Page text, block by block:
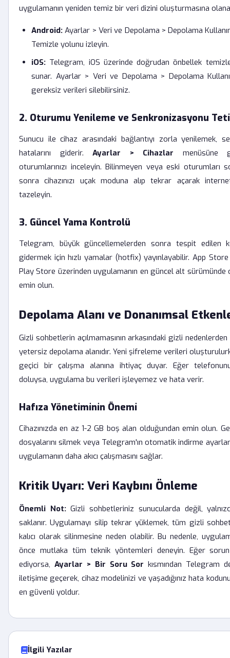
uygulamanın yeniden temiz bir veri dizini oluşturmasına
Android: Ayarlar > Veri ve Depolama > Depolama
Temizle yolunu izleyin.
iOS: Telegram, iOS üzerinde doğrudan önbellek
sunar. Ayarlar > Veri ve Depolama > Depolama
gereksiz verileri silebilirsiniz.
2. Oturumu Yenileme ve Senkronizasyonu
Sunucu ile cihaz arasındaki bağlantıyı zorla yenilemek,
hatalarını giderir.Ayarlar > Cihazlar menüsüne
oturumlarınızı inceleyin. Bilinmeyen veya eski oturumları
sonra cihazınızı uçak moduna alıp tekrar açarak internet
tazeleyin.
3. Güncel Yama Kontrolü
Telegram, büyük güncellemelerden sonra tespit edilen
gidermek için hızlı yamalar (hotfix) yayınlayabilir. App
Play Store üzerinden uygulamanın en güncel alt sürümünde
emin olun.
Depolama Alanı ve Donanımsal
Gizli sohbetlerin açılmamasının arkasındaki gizli nedenlerden
yetersiz depolama alanıdır. Yeni şifreleme verileri
geçici bir çalışma alanına ihtiyaç duyar. Eğer
doluysa, uygulama bu verileri işleyemez ve hata verir.
Hafıza Yönetiminin Önemi
Cihazınızda en az 1-2 GB boş alan olduğundan emin olun.
dosyalarını silmek veya Telegram'ın otomatik indirme
uygulamanın daha akıcı çalışmasını sağlar.
Kritik Uyarı: Veri Kaybını Önleme
Önemli Not:Gizli sohbetleriniz sunucularda değil,
saklanır. Uygulamayı silip tekrar yüklemek, tüm gizli
kalıcı olarak silinmesine neden olabilir. Bu nedenle,
önce mutlaka tüm teknik yöntemleri deneyin. Eğer
ediyorsa, Ayarlar > Bir Soru Sor kısmından Telegram
iletişime geçerek, cihaz modelinizi ve yaşadığınız hata
en güvenli yoldur.
İlgili Yazılar